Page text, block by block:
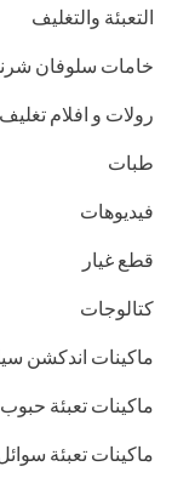
التعبئة والتغليف
خامات سلوفان
رولات و افلام تغليف
طبات
فيديوهات
قطع غيار
كتالوجات
ماكينات اندكشن
ماكينات تعبئة
ماكينات تعبئة